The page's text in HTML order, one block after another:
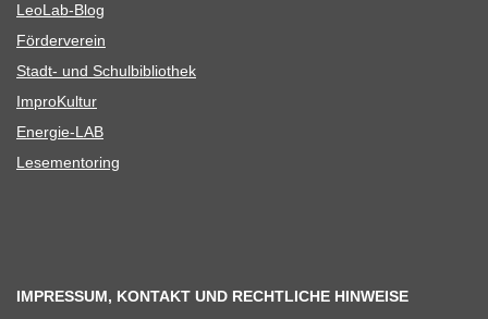
Leo­Lab-Blog
För­der­ver­ein
Stadt- und Schulbibliothek
Impro­Kul­tur
Ener­­gie-LAB
Lese­men­to­ring
IMPRESSUM, KONTAKT UND RECHTLICHE HINWEISE